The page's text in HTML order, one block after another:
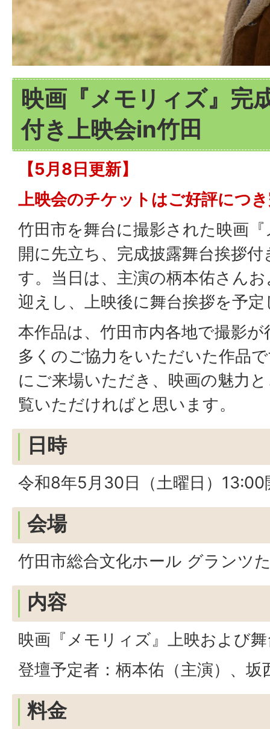
映画『メモリィズ』完
付き上映会in竹田
【5月8日更新】
上映会のチケットはご好評につ
竹田市を舞台に撮影された映画
開に先立ち、完成披露舞台挨拶
す。当日は、主演の柄本佑さん
迎えし、上映後に舞台挨拶を予
本作品は、竹田市内各地で撮影
多くのご協力をいただいた作品
にご来場いただき、映画の魅力
覧いただければと思います。
日時
令和8年5月30日（土曜日）
会場
竹田市総合文化ホール グランツ
内容
映画『メモリィズ』上映および
登壇予定者：柄本佑（主演）、坂
料金